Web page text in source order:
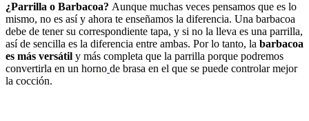
¿Parrilla o Barbacoa? Aunque muchas veces pensamos que es lo
mismo, no es así y ahora te enseñamos la diferencia. Una barbacoa
debe de tener su correspondiente tapa, y si no la lleva es una parrilla,
así de sencilla es la diferencia entre ambas. Por lo tanto, la barbacoa
es más versátil y más completa que la parrilla porque podremos
convertirla en un horno de brasa en el que se puede controlar mejor
la cocción.